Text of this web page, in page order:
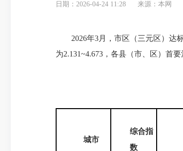
日期：2026-04-24 11:28 来源：本网
2026年3月，市区（三元区）达
为2.131~4.673 ，各县（市、区）首要
城市
综合指
数